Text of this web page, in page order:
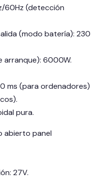
60Hz (detección
(modo batería): 230
arranque): 6000W.
ms (para ordenadores)
pura.
abierto panel
27V.